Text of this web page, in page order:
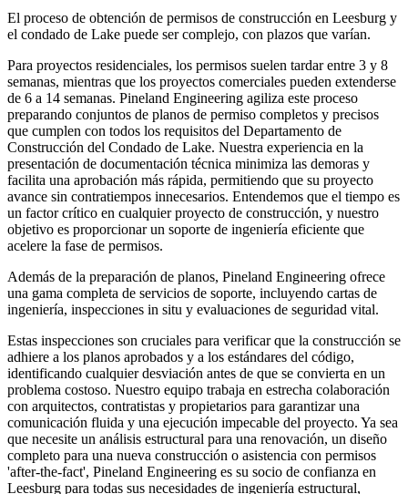
El proceso de obtención de permisos de construcción en Leesburg y
el condado de Lake puede ser complejo, con plazos que varían.
Para proyectos residenciales, los permisos suelen tardar entre 3 y 8
semanas, mientras que los proyectos comerciales pueden extenderse
de 6 a 14 semanas. Pineland Engineering agiliza este proceso
preparando conjuntos de planos de permiso completos y precisos
que cumplen con todos los requisitos del Departamento de
Construcción del Condado de Lake. Nuestra experiencia en la
presentación de documentación técnica minimiza las demoras y
facilita una aprobación más rápida, permitiendo que su proyecto
avance sin contratiempos innecesarios. Entendemos que el tiempo es
un factor crítico en cualquier proyecto de construcción, y nuestro
objetivo es proporcionar un soporte de ingeniería eficiente que
acelere la fase de permisos.
Además de la preparación de planos, Pineland Engineering ofrece
una gama completa de servicios de soporte, incluyendo cartas de
ingeniería, inspecciones in situ y evaluaciones de seguridad vital.
Estas inspecciones son cruciales para verificar que la construcción se
adhiere a los planos aprobados y a los estándares del código,
identificando cualquier desviación antes de que se convierta en un
problema costoso. Nuestro equipo trabaja en estrecha colaboración
con arquitectos, contratistas y propietarios para garantizar una
comunicación fluida y una ejecución impecable del proyecto. Ya sea
que necesite un análisis estructural para una renovación, un diseño
completo para una nueva construcción o asistencia con permisos
'after-the-fact', Pineland Engineering es su socio de confianza en
Leesburg para todas sus necesidades de ingeniería estructural,